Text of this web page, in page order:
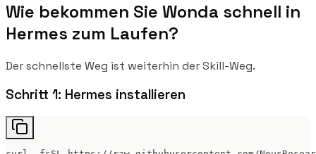
Wie bekommen Sie Wonda schnell in
Hermes zum Laufen?
Der schnellste Weg ist weiterhin der Skill-Weg.
Schritt 1: Hermes installieren